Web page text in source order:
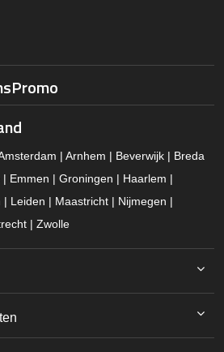
| Arnhem | Beverwijk | Breda
Emmen | Groningen | Haarlem |
Leiden | Maastricht | Nijmegen |
| Zwolle